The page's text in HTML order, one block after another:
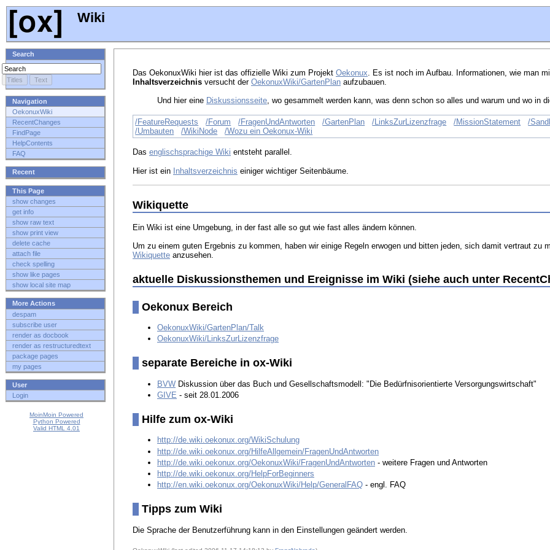
Wiki
Search
Navigation
OekonuxWiki
RecentChanges
FindPage
HelpContents
FAQ
Recent
This Page
show changes
get info
show raw text
show print view
delete cache
attach file
check spelling
show like pages
show local site map
More Actions
despam
subscribe user
render as docbook
render as restructuredtext
package pages
my pages
User
Login
MoinMoin Powered
Python Powered
Valid HTML 4.01
Das OekonuxWiki hier ist das offizielle Wiki zum Projekt Oekonux . Es ist noch im Aufbau. Informationen, wie man
Inhaltsverzeichnis versucht der OekonuxWiki/GartenPlan aufzubauen.
Und hier eine Diskussionsseite, wo gesammelt werden kann, was denn schon so alles und warum und wo in
/FeatureRequests /Forum /FragenUndAntworten /GartenPlan /LinksZurLizenzfrage /MissionStatement /
/Umbauten
/WikiNode /Wozu ein Oekonux-Wiki
Das englischsprachige Wiki entsteht parallel.
Hier ist ein Inhaltsverzeichnis einiger wichtiger Seitenbäume.
Wikiquette
Ein Wiki ist eine Umgebung, in der fast alle so gut wie fast alles ändern können.
Um zu einem guten Ergebnis zu kommen, haben wir einige Regeln erwogen und bitten jeden, sich damit vertraut
Wikiquette anzusehen.
aktuelle Diskussionsthemen und Ereignisse im Wiki (siehe auch unter
Oekonux Bereich
OekonuxWiki/GartenPlan/Talk
OekonuxWiki/LinksZurLizenzfrage
separate Bereiche in ox-Wiki
BVW Diskussion über das Buch und Gesellschaftsmodell: "Die Bedürfnisorientierte Versorgungswirtschaft"
GIVE - seit 28.01.2006
Hilfe zum ox-Wiki
http://de.wiki.oekonux.org/WikiSchulung
http://de.wiki.oekonux.org/HilfeAllgemein/FragenUndAntworten
http://de.wiki.oekonux.org/OekonuxWiki/FragenUndAntworten - weitere Fragen und Antworten
http://de.wiki.oekonux.org/HelpForBeginners
http://en.wiki.oekonux.org/OekonuxWiki/Help/GeneralFAQ - engl. FAQ
Tipps zum Wiki
Die Sprache der Benutzerführung kann in den Einstellungen geändert werden.